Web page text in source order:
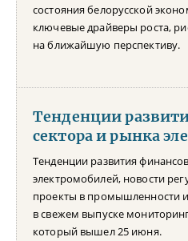
состояния белорусской
ключевые драйверы роста,
на ближайшую перспективу.
Тенденции
сектора и рынка
Тенденции развития
электромобилей, новости
проекты в промышленности
в свежем выпуске
который вышел 25 июня.